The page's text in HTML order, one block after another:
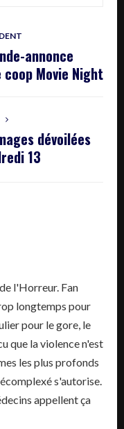
annonce
Movie Night
dévoilées
13
l'Horreur. Fan
longtemps pour
pour le gore, le
que la violence n'est
les plus profonds
s'autorise.
appellent ça